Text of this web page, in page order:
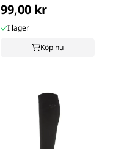
99,00 kr
I lager
Köp nu